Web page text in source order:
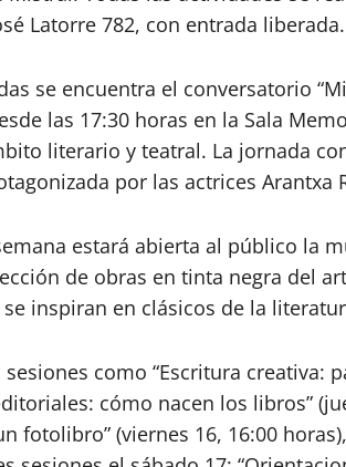
Latorre 782, con entrada liberada.
se encuentra el conversatorio
las 17:30 horas en la Sala
literario y teatral. La jornada
por las actrices Arantxa
estará abierta al público la
de obras en tinta negra del
inspiran en clásicos de la
como “Escritura creativa:
cómo nacen los libros”
fotolibro” (viernes 16, 16:00